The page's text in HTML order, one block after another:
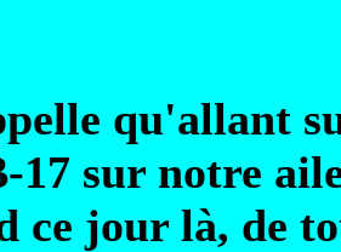
qu'allant
17 sur notre
ce jour là, de